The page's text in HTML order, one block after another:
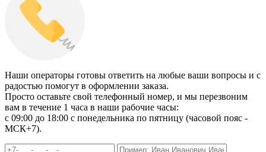
Наши операторы готовы ответить на любые ваши вопросы и с
радостью помогут в оформлении заказа.
Просто оставьте свой телефонный номер, и мы перезвоним
вам в течение 1 часа в наши рабочие часы:
c 09:00 до 18:00 с понедельника по пятницу (часовой пояс -
МСК+7).